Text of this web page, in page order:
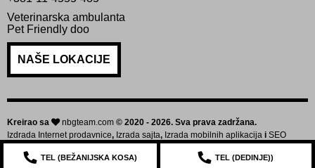
Veterinarska ambulanta
Pet Friendly doo
NAŠE LOKACIJE
Kreirao sa nbgteam.com © 2020 - 2026. Sva prava zadržana.
Izdrada Internet prodavnice, Izrada sajta, Izrada mobilnih aplikacija i SEO
TEL (BEŽANIJSKA KOSA) TEL (DEDINJE))